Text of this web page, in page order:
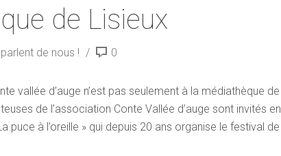
de Lisieux
de nous ! 0
vallée d’auge n’est pas seulement à la médiathèque de
de l’association Conte Vallée d’auge sont invités en
puce à l’oreille » qui depuis 20 ans organise le festival de